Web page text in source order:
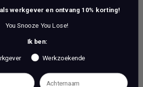
om zonder voorafgaande schriftelijke
en informatie van deze website te kopiëren,
werkgever en ontvang 10% korting!
You Snooze You Lose!
Ik ben:
Werkzoekende